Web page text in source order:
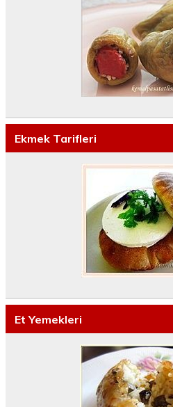
Ekmek Tarifleri
Et Yemekleri